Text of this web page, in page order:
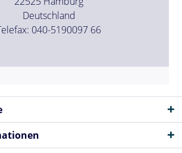
Deutschland
040-5190097 66